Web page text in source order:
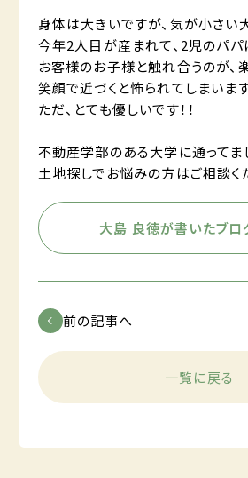
身体は大きいですが、気が小さい
今年2人目が産まれて、2児のパパ
お客様のお子様と触れ合うのが、
笑顔で近づくと怖られてしまいます・
ただ、とても優しいです！！
不動産学部のある大学に通ってま
土地探しでお悩みの方はご相談く
大島 良徳が書いたブロ
前の記事へ
一覧に戻る